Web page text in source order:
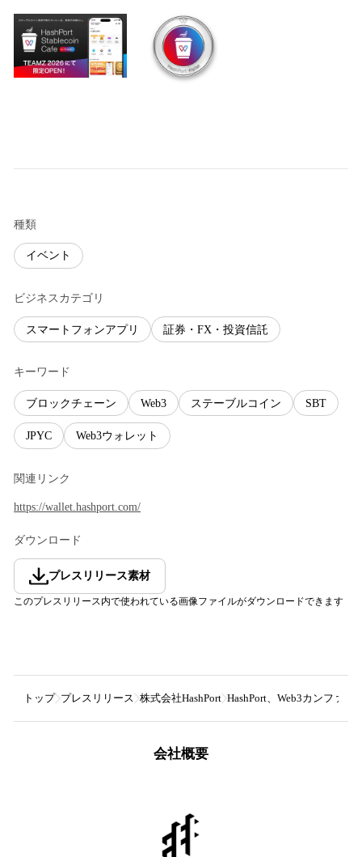
種類
イベント
ビジネスカテゴリ
スマートフォンアプリ 証券・FX・投資信託
キーワード
ブロックチェーン Web3 ステーブルコイン SBT
JPYC Web3ウォレット
関連リンク
https://wallet.hashport.com/
ダウンロード
プレスリリース素材
このプレスリリース内で使われている画像ファイルがダウンロードできます
トップ プレスリリース 株式会社HashPort HashPort、Web3カンファ
会社概要